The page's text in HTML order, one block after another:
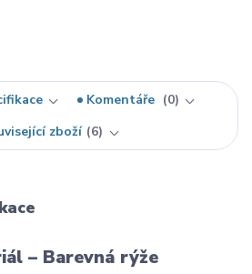
Komentáře
0
zboží 6
– Barevná rýže